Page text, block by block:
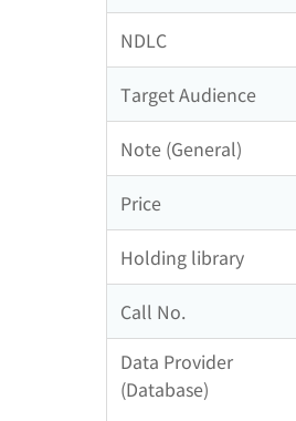
NDLC
Target Audience
Note (General)
Price
Holding library
Call No.
Data Provider
(Database)